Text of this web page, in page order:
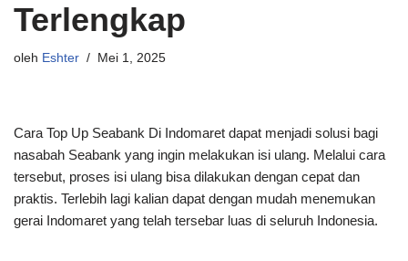
Terlengkap
oleh Eshter Mei 1, 2025
Cara Top Up Seabank Di Indomaret dapat menjadi solusi bagi
nasabah Seabank yang ingin melakukan isi ulang. Melalui cara
tersebut, proses isi ulang bisa dilakukan dengan cepat dan
praktis. Terlebih lagi kalian dapat dengan mudah menemukan
gerai Indomaret yang telah tersebar luas di seluruh Indonesia.